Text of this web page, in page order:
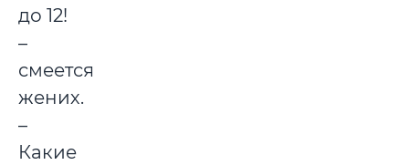
до 12!
–
смеется
жених.
–
Какие